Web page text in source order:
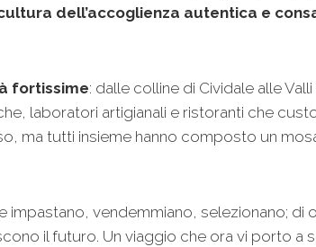
dell’accoglienza autentica e
fortissime: dalle colline di Cividale alle
laboratori artigianali e ristoranti che
ma tutti insieme hanno composto un
impastano, vendemmiano, selezionano;
il futuro. Un viaggio che ora vi porto